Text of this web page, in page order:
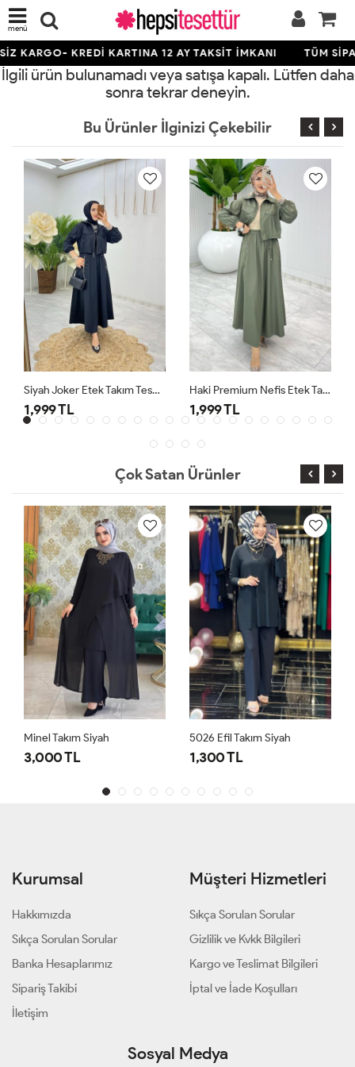
menü
KARGO- KREDİ KARTINA 12 AY TAKSİT İMKANI TÜM
İlgili ürün bulunamadı veya satışa kapalı. Lütfen daha
sonra tekrar deneyin.
Bu Ürünler İlginizi Çekebilir
Siyah Joker Etek Takım Tesettür Giyim
1,999 TL
Haki Premium Nefis Etek Takım
1,999 TL
Çok Satan Ürünler
Minel Takım Siyah
3,000 TL
5026 Efil Takım Siyah
1,300 TL
Kurumsal
Hakkımızda
Sıkça Sorulan Sorular
Banka Hesaplarımız
Sipariş Takibi
İletişim
Müşteri Hizmetleri
Sıkça Sorulan Sorular
Gizlilik ve Kvkk Bilgileri
Kargo ve Teslimat Bilgileri
İptal ve İade Koşulları
Sosyal Medya